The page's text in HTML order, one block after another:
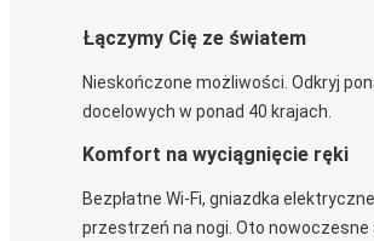
Łączymy Cię ze światem
Nieskończone możliwości. Odkryj
docelowych w ponad 40 krajach.
Komfort na wyciągnięcie ręki
Bezpłatne Wi-Fi, gniazdka
przestrzeń na nogi. Oto nowoczesne